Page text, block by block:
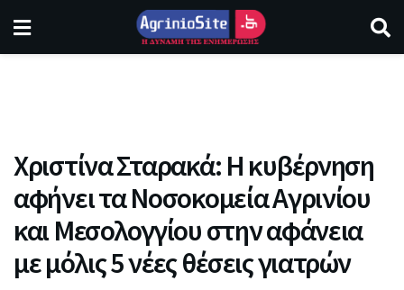
Χριστίνα Σταρακά: Η κυβέρνηση
αφήνει τα Νοσοκομεία Αγρινίου
και Μεσολογγίου στην αφάνεια
με μόλις 5 νέες θέσεις γιατρών